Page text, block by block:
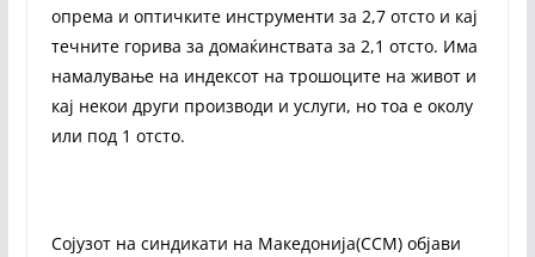
опрема и оптичките инструменти за 2,7 отсто и кај
течните горива за домаќинствата за 2,1 отсто. Има
намалување на индексот на трошоците на живот и
кај некои други производи и услуги, но тоа е околу
или под 1 отсто.
Сојузот на синдикати на Македонија(ССМ) објави